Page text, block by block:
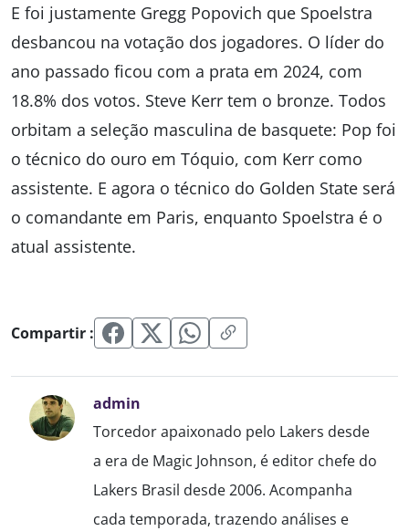
E foi justamente Gregg Popovich que Spoelstra
desbancou na votação dos jogadores. O líder do
ano passado ficou com a prata em 2024, com
18.8% dos votos. Steve Kerr tem o bronze. Todos
orbitam a seleção masculina de basquete: Pop foi
o técnico do ouro em Tóquio, com Kerr como
assistente. E agora o técnico do Golden State será
o comandante em Paris, enquanto Spoelstra é o
atual assistente.
Compartir :
admin
Torcedor apaixonado pelo Lakers desde
a era de Magic Johnson, é editor chefe do
Lakers Brasil desde 2006. Acompanha
cada temporada, trazendo análises e